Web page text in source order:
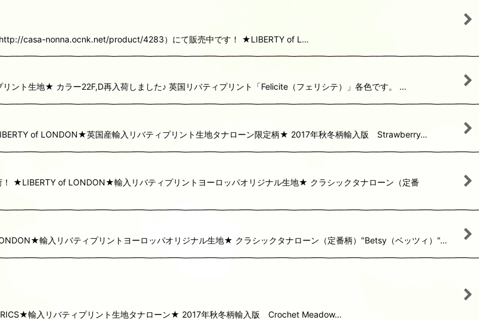
http://casa-nonna.ocnk.net/product/4283）にて販売中です！ ★LIBERTY of L…
ント生地★ カラー22F,D再入荷しました♪ 英国リバティプリント「Felicite（フェリシテ）」各色です。 …
of LONDON★英国産輸入リバティプリント生地タナローン限定柄★ 2017年秋冬柄輸入版 Strawberry…
★LIBERTY of LONDON★輸入リバティプリントヨーロッパオリジナル生地★ クラシックタナローン（定番
輸入リバティプリントヨーロッパオリジナル生地★ クラシックタナローン（定番柄）"Betsy（ベッツィ）"…
輸入リバティプリント生地タナローン★ 2017年秋冬柄輸入版 Crochet Meadow…